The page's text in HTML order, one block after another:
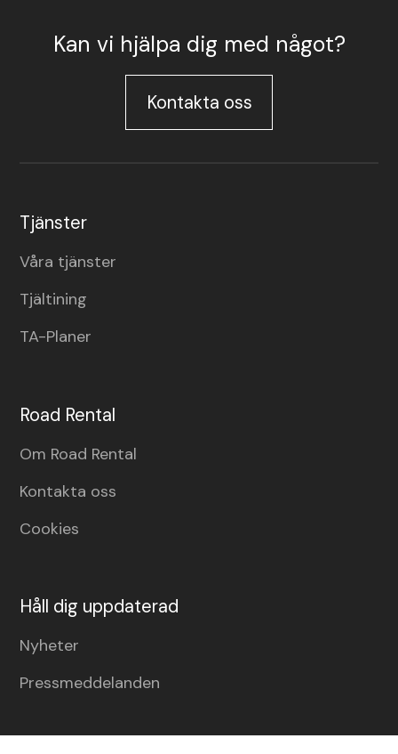
Kan vi hjälpa dig med något?
Kontakta oss
Tjänster
Våra tjänster
Tjältining
TA-Planer
Road Rental
Om Road Rental
Kontakta oss
Cookies
Håll dig uppdaterad
Nyheter
Pressmeddelanden